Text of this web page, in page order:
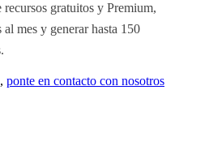
recursos gratuitos y Premium,
mes y generar hasta 150
ponte en contacto con nosotros